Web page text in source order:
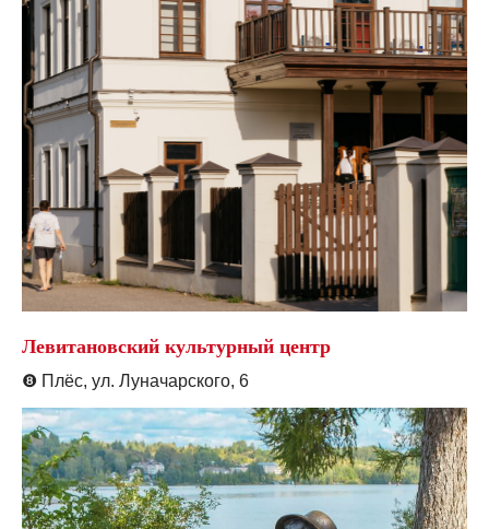
Левитановский культурный центр
❽ Плёс, ул. Луначарского, 6